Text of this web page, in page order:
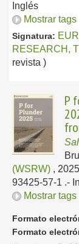
Inglés
Mostrar tags
Signatura:
RESEARCH,
revista )
P
(WSRW) , 2025
93425-57-1 .-
Mostrar tags
Formato
Formato